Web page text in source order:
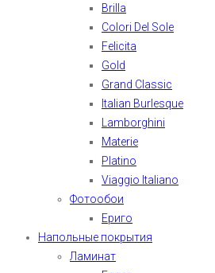
Brilla
Colori Del Sole
Felicita
Gold
Grand Classic
Italian Burlesque
Lamborghini
Materie
Platino
Viaggio Italiano
Фотообои
Ериго
Напольные покрытия
Ламинат